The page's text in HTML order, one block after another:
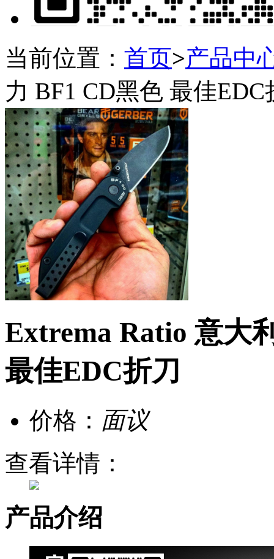
当前位置： 首页>产品中
力 BF1 CD黑色 最佳EDC
Extrema Ratio 意大
最佳EDC折刀
价格： 面议
查看详情：
产品介绍